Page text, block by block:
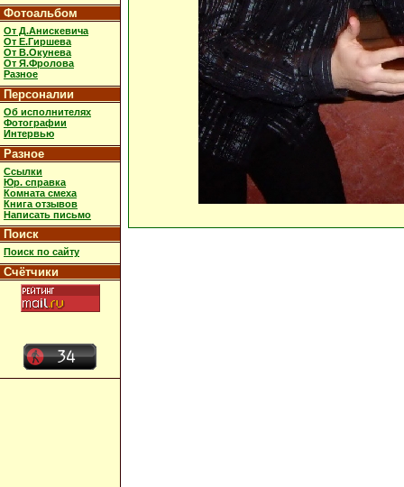
Фотоальбом
От Д.Анискевича
От Е.Гиршева
От В.Окунева
От Я.Фролова
Разное
Персоналии
Об исполнителях
Фотографии
Интервью
Разное
Ссылки
Юр. справка
Комната смеха
Книга отзывов
Написать письмо
Поиск
Поиск по сайту
Счётчики